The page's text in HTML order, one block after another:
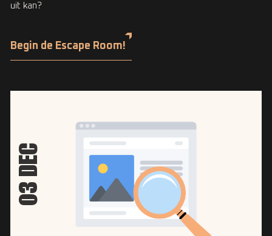
uit kan?
Begin de Escape Room!
03 DEC